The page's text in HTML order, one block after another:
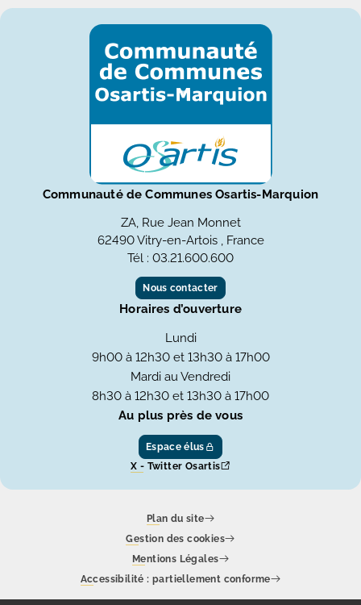
Communauté de Communes Osartis-Marquion
ZA, Rue Jean Monnet
62490 Vitry-en-Artois , France
Tél : 03.21.600.600
Nous contacter
Horaires d’ouverture
Lundi
9h00 à 12h30 et 13h30 à 17h00
Mardi au Vendredi
8h30 à 12h30 et 13h30 à 17h00
Au plus près de vous
Espace élus
X - Twitter Osartis
Plan du site
Gestion des cookies
Mentions Légales
Accessibilité : partiellement conforme